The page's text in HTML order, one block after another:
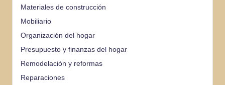
Materiales de construcción
Mobiliario
Organización del hogar
Presupuesto y finanzas del hogar
Remodelación y reformas
Reparaciones